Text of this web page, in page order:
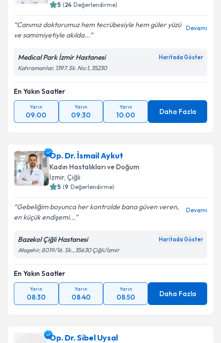
5 (24 Değerlendirme)
Canımız doktorumuz hem tecrübesiyle hem güler yüzü
ve samimiyetiyle akılda...
Devamı
Medical Park İzmir Hastanesi Haritada Göster
Kahramanlar, 1397. Sk. No:1, 35230
En Yakın Saatler
Yarın
09:00
Yarın
09:30
Yarın
10:00 Daha Fazla
Op. Dr. İsmail Aykut
Kadın Hastalıkları ve Doğum
İzmir, Çiğli
5 (9 Değerlendirme)
Gebeliğim boyunca her kontrolde bana güven veren,
en küçük endişemi...
Devamı
Bazekol Çiğli Hastanesi Haritada Göster
Ataşehir, 8019/16. Sk., 35630 Çiğli/İzmir
En Yakın Saatler
Yarın
08:30
Yarın
08:40
Yarın
08:50 Daha Fazla
Op. Dr. Sibel Uysal